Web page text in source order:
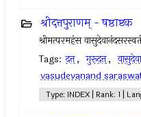
श्रीदत्तपुराणम् - षष्ठाष्टक
श्रीमत्परमहंस
Tags: दत्त, गुरूदत्त,
vasudevanand
Type: INDEX | Rank: 1 |